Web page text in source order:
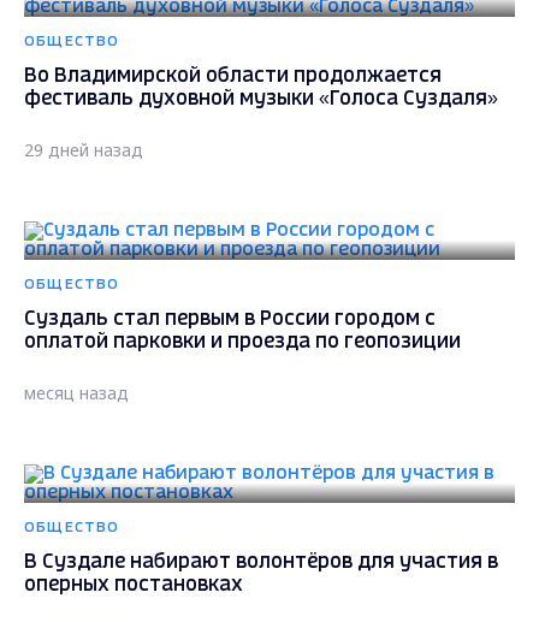
ОБЩЕСТВО
Во Владимирской области продолжается
фестиваль духовной музыки «Голоса Суздаля»
29 дней назад
ОБЩЕСТВО
Суздаль стал первым в России городом с
оплатой парковки и проезда по геопозиции
месяц назад
ОБЩЕСТВО
В Суздале набирают волонтёров для участия в
оперных постановках